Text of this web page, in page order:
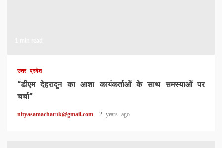
उत्तर प्रदेश
“डीएम देहरादून का आशा कार्यकर्ताओं के साथ समस्याओं पर
चर्चा”
nityasamacharuk@gmail.com 2 years ago